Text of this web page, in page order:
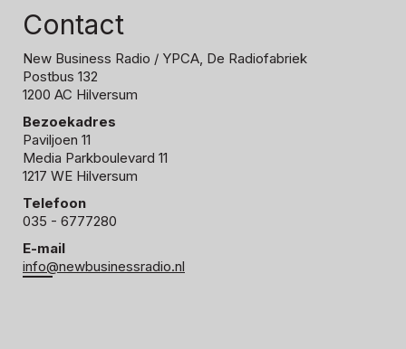
Contact
New Business Radio / YPCA, De Radiofabriek
Postbus 132
1200 AC Hilversum
Bezoekadres
Paviljoen 11
Media Parkboulevard 11
1217 WE Hilversum
Telefoon
035 - 6777280
E-mail
info@newbusinessradio.nl